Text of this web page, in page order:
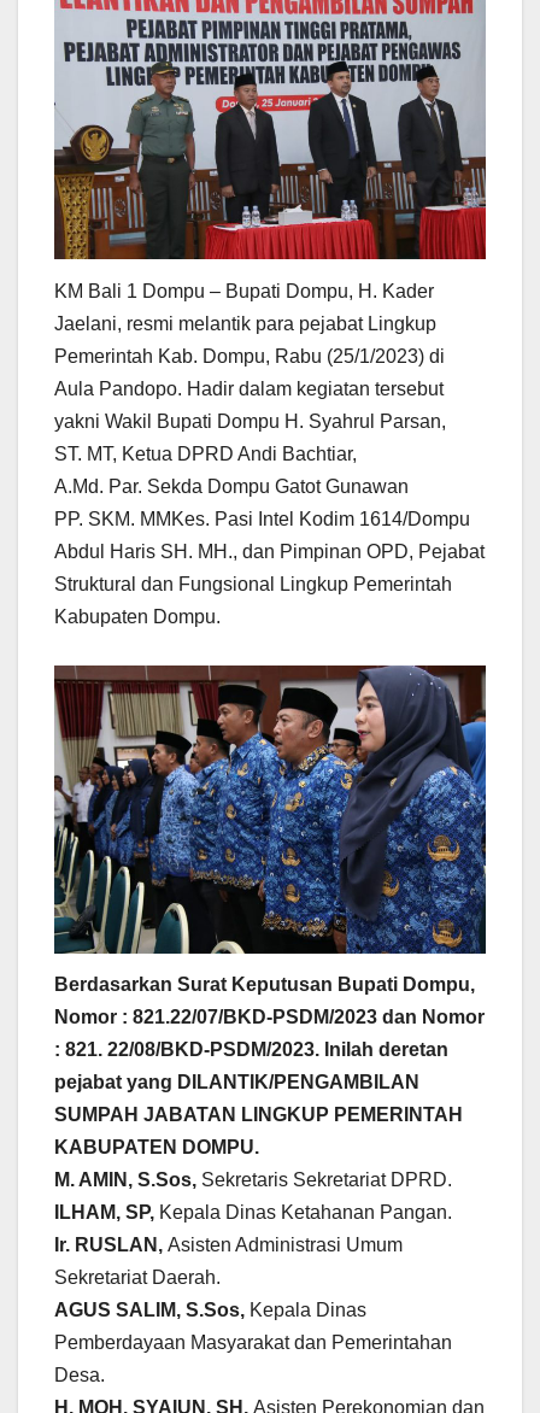
KM Bali 1 Dompu – Bupati Dompu, H. Kader
Jaelani, resmi melantik para pejabat Lingkup
Pemerintah Kab. Dompu, Rabu (25/1/2023) di
Aula Pandopo. Hadir dalam kegiatan tersebut
yakni Wakil Bupati Dompu H. Syahrul Parsan,
ST. MT, Ketua DPRD Andi Bachtiar,
A.Md. Par. Sekda Dompu Gatot Gunawan
PP. SKM. MMKes. Pasi Intel Kodim 1614/Dompu
Abdul Haris SH. MH., dan Pimpinan OPD, Pejabat
Struktural dan Fungsional Lingkup Pemerintah
Kabupaten Dompu.
Berdasarkan Surat Keputusan Bupati Dompu,
Nomor : 821.22/07/BKD-PSDM/2023 dan Nomor
: 821. 22/08/BKD-PSDM/2023. Inilah deretan
pejabat yang DILANTIK/PENGAMBILAN
SUMPAH JABATAN LINGKUP PEMERINTAH
KABUPATEN DOMPU.
M. AMIN, S.Sos, Sekretaris Sekretariat DPRD.
ILHAM, SP, Kepala Dinas Ketahanan Pangan.
Ir. RUSLAN, Asisten Administrasi Umum
Sekretariat Daerah.
AGUS SALIM, S.Sos, Kepala Dinas
Pemberdayaan Masyarakat dan Pemerintahan
Desa.
H. MOH. SYAIUN, SH, Asisten Perekonomian dan